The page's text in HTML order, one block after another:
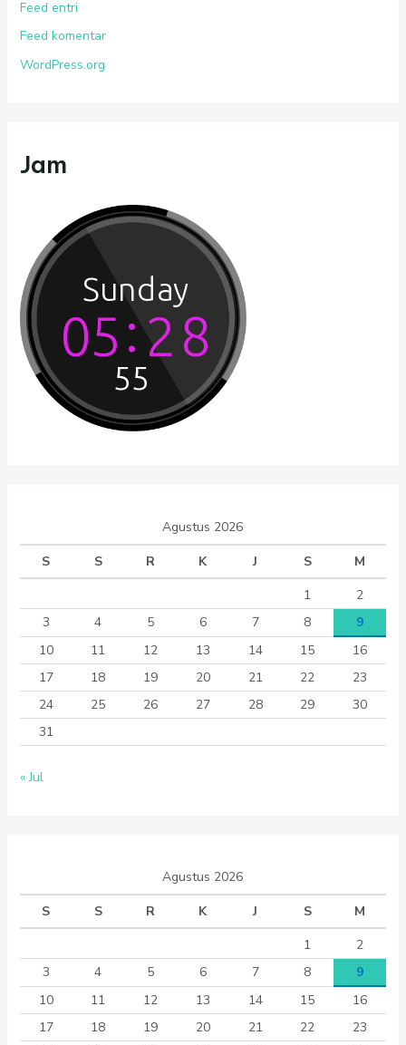
Feed entri
Feed komentar
WordPress.org
Jam
Agustus 2026
S
S R K J S
M
1
2
3
4 5 6 7 8
9
10
11 12 13 14 15
16
17
18 19 20 21 22
23
24
25 26 27 28 29
30
31
« Jul
Agustus 2026
S
S R K J S
M
1
2
3
4 5 6 7 8
9
10
11 12 13 14 15
16
17
18 19 20 21 22
23